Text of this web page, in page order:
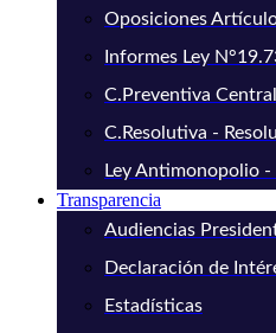
Oposiciones
Informes Ley
C.Preventiva
C.Resolutiva -
Ley Antimonopolio
Transparencia
Audiencias
Declaración de
Estadísticas